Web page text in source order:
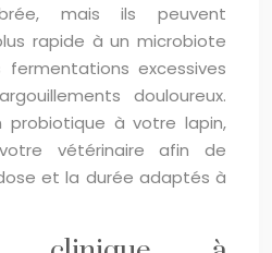
mais ils peuvent
rapide à un microbiote
excessives
douloureux.
probiotique à votre lapin,
vétérinaire afin de
et la durée adaptés à